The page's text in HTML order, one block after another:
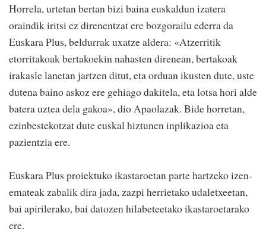
Horrela, urtetan bertan bizi baina euskaldun izatera
oraindik iritsi ez direnentzat ere bozgorailu ederra da
Euskara Plus, beldurrak uxatze aldera: «Atzerritik
etorritakoak bertakoekin nahasten direnean, bertakoak
irakasle lanetan jartzen ditut, eta orduan ikusten dute, uste
dutena baino askoz ere gehiago dakitela, eta lotsa hori alde
batera uztea dela gakoa», dio Apaolazak. Bide horretan,
ezinbestekotzat dute euskal hiztunen inplikazioa eta
pazientzia ere.
Euskara Plus proiektuko ikastaroetan parte hartzeko izen-
emateak zabalik dira jada, zazpi herrietako udaletxeetan,
bai apirilerako, bai datozen hilabeteetako ikastaroetarako
ere.